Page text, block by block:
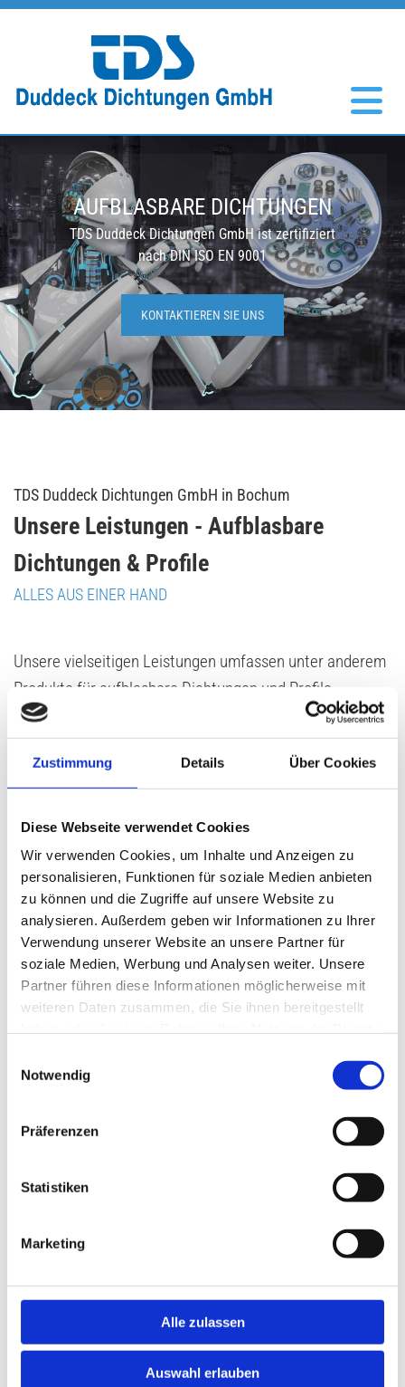
Zustimmung Details Über Cookies
Diese Webseite verwendet Cookies
Wir verwenden Cookies, um Inhalte und Anzeigen zu
personalisieren, Funktionen für soziale Medien anbieten
zu können und die Zugriffe auf unsere Website zu
analysieren. Außerdem geben wir Informationen zu Ihrer
Verwendung unserer Website an unsere Partner für
soziale Medien, Werbung und Analysen weiter. Unsere
Partner führen diese Informationen möglicherweise mit
weiteren Daten zusammen, die Sie ihnen bereitgestellt
Notwendig
Präferenzen
Statistiken
Marketing
Alle zulassen
Auswahl erlauben
Zum Inhalt springen
AUFBLASBARE DICHTUNGEN
TDS Duddeck Dichtungen GmbH ist zertifiziert
nach DIN ISO EN 9001
KONTAKTIEREN SIE UNS
TDS Duddeck Dichtungen GmbH in Bochum
Unsere Leistungen - Aufblasbare
Dichtungen & Profile
ALLES AUS EINER HAND
Unsere vielseitigen Leistungen umfassen unter anderem
Produkte für aufblasbare Dichtungen und Profile.
Herstellung von Spritzformen und Materialien u.a. für
Fenster, Türen und Zagen. Aufblasbare Dichtungen,
Steck- und Nutprofile.